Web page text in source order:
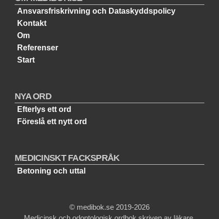
Ansvarsfriskrivning och Dataskyddspolicy
Kontakt
Om
Referenser
Start
NYA ORD
Efterlys ett ord
Föreslå ett nytt ord
MEDICINSKT FACKSPRÅK
Betoning och uttal
© medibok.se 2019-2026